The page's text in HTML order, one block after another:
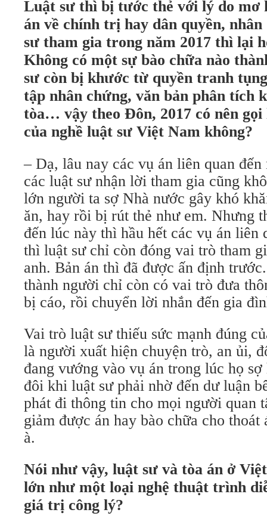
Luật sư thì bị tước thẻ với lý do mơ
án về chính trị hay dân quyền,
sư tham gia trong năm 2017 thì lại
Không có một sự bào chữa nào
sư còn bị khước từ quyền tranh
tập nhân chứng, văn bản phân tích
tòa… vậy theo Đôn, 2017 có nên
của nghề luật sư Việt Nam không?
– Dạ, lâu nay các vụ án liên quan
các luật sư nhận lời tham gia cũng
lớn người ta sợ Nhà nước gây khó
ăn, hay rồi bị rút thẻ như em. Nhưng
đến lúc này thì hầu hết các vụ án liên
thì luật sư chỉ còn đóng vai trò tham
anh. Bản án thì đã được ấn định
thành người chỉ còn có vai trò đưa
bị cáo, rồi chuyển lời nhắn đến gia
Vai trò luật sư thiếu sức mạnh đúng
là người xuất hiện chuyện trò, an ủi,
đang vướng vào vụ án trong lúc họ
đôi khi luật sư phải nhờ đến dư luận
phát đi thông tin cho mọi người quan
giảm được án hay bào chữa cho thoát
à.
Nói như vậy, luật sư và tòa án ở
lớn như một loại nghệ thuật trình
giá trị công lý?